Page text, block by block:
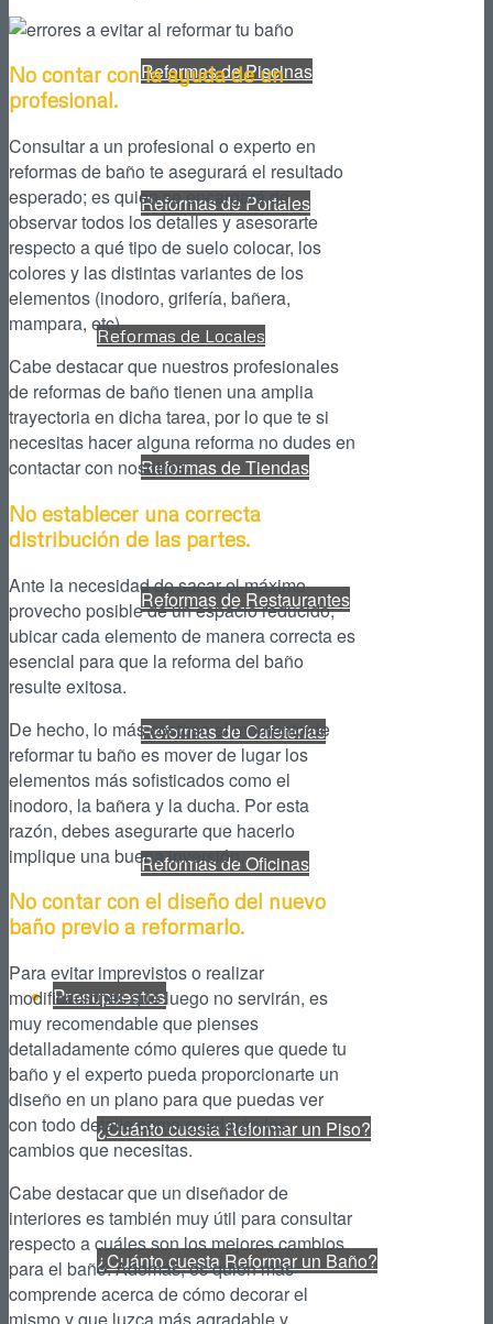
Reformas de Piscinas
Reformas de Portales
Reformas de Locales
Reformas de Tiendas
Reformas de Restaurantes
Reformas de Cafeterías
Reformas de Oficinas
Presupuestos
¿Cuánto cuesta Reformar un Piso?
¿Cuánto cuesta Reformar un Baño?
No contar con la ayuda de un
profesional.
Consultar a un profesional o experto en
reformas de baño te asegurará el resultado
esperado; es quien se encargará de
observar todos los detalles y asesorarte
respecto a qué tipo de suelo colocar, los
colores y las distintas variantes de los
elementos (inodoro, grifería, bañera,
mampara, etc).
Cabe destacar que nuestros profesionales
de reformas de baño tienen una amplia
trayectoria en dicha tarea, por lo que te si
necesitas hacer alguna reforma no dudes en
contactar con nosotros.
No establecer una correcta
distribución de las partes.
Ante la necesidad de sacar el máximo
provecho posible de un espacio reducido,
ubicar cada elemento de manera correcta es
esencial para que la reforma del baño
resulte exitosa.
De hecho, lo más costoso al momento de
reformar tu baño es mover de lugar los
elementos más sofisticados como el
inodoro, la bañera y la ducha. Por esta
razón, debes asegurarte que hacerlo
implique una buena inversión.
No contar con el diseño del nuevo
baño previo a reformarlo.
Para evitar imprevistos o realizar
modificaciones que luego no servirán, es
muy recomendable que pienses
detalladamente cómo quieres que quede tu
baño y el experto pueda proporcionarte un
diseño en un plano para que puedas ver
con todo detalle como quedarán los
cambios que necesitas.
Cabe destacar que un diseñador de
interiores es también muy útil para consultar
respecto a cuáles son los mejores cambios
para el baño. Además, es quien más
comprende acerca de cómo decorar el